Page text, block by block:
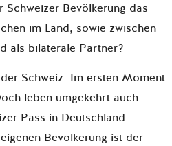
Bevölkerung das
im Land, sowie zwischen
als bilaterale Partner?
Schweiz. Im ersten Moment
leben umgekehrt auch
Pass in Deutschland.
Bevölkerung ist der